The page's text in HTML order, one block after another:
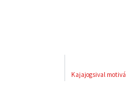
Kajajogsival